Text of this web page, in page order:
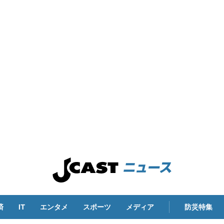
IT エンタメ スポーツ メディア 防災特集